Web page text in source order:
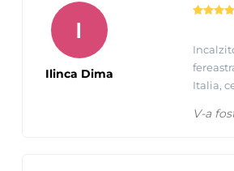
Italia,
I
Ilinca Dima
V-a